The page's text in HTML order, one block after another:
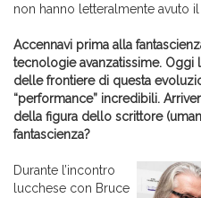
non hanno letteralmente avuto
Accennavi prima alla
tecnologie avanzatissime. Oggi
delle frontiere di questa
“performance” incredibili.
della figura dello scrittore
fantascienza?
Durante l’incontro
lucchese con Bruce